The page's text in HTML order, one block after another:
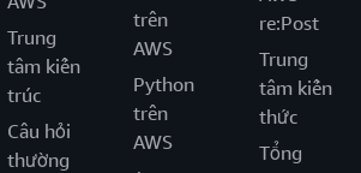
Trung
tâm kiến
trúc
Câu hỏi
thường
trên
AWS
Python
trên
AWS
re:Post
Trung
tâm kiến
thức
Tổng